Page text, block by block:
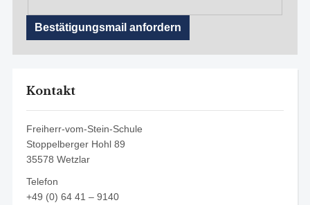
Kontakt
Freiherr-vom-Stein-Schule
Stoppelberger Hohl 89
35578 Wetzlar
Telefon
+49 (0) 64 41 – 9140